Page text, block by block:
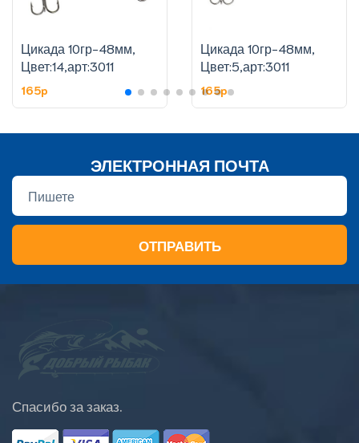
Цикада 10гр-48мм,
Цвет:14,арт:3011
165p
Цикада 10гр-48мм,
Цвет:5,арт:3011
165p
ЭЛЕКТРОННАЯ ПОЧТА
ОТПРАВИТЬ
Спасибо за заказ.